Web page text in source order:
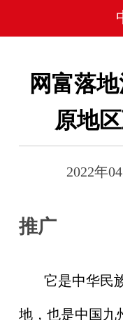
网富落
原地
2022年
推广
它是中华民
地，也是中国 九